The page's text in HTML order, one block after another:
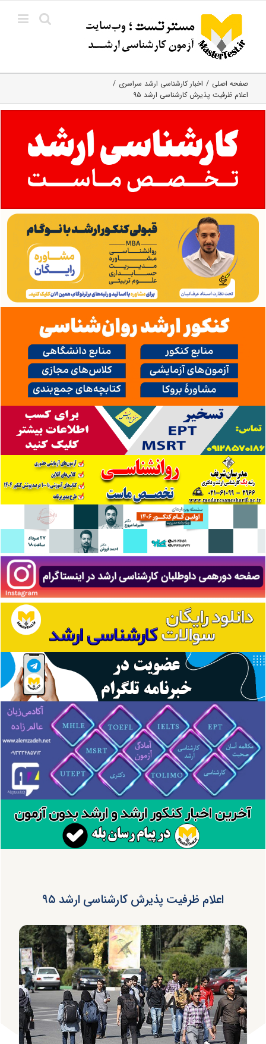
content
صفحه اصلی
اخبار کارشناسی ارشد سراسری
اعلام ظرفیت پذیرش کارشناسی ارشد ۹۵
اعلام ظرفیت پذیرش کارشناسی ارشد ۹۵